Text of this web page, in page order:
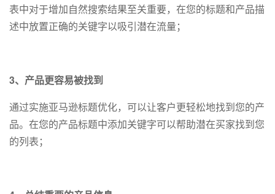
表中对于增加自然搜索结果至关重要，在您的标题和产品描
述中放置正确的关键字以吸引潜在流量；
3、产品更容易被找到
通过实施亚马逊标题优化，可以让客户更轻松地找到您的产
品。在您的产品标题中添加关键字可以帮助潜在买家找到您
的列表；